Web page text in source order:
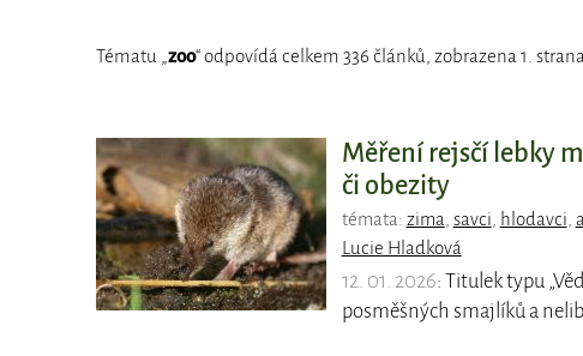
Tématu „ zoo“ odpovídá celkem 336 článků, zobrazena 1.
Měření rejsčí lebky
či obezity
témata: zima savci hlodavci
Lucie Hladková
12. 01. 2026: Titulek typu
posměšných smajlíků a